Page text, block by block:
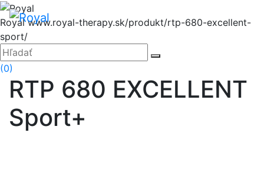
Hore
Royalwww.royal-therapy.sk/produkt/rtp-680-excellent-
sport/
Zatvoriť
Hľadať:
(0)
RTP 680 EXCELLENT
Sport+